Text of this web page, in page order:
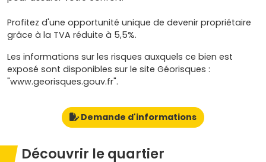
Profitez d'une opportunité unique de devenir propriétaire
grâce à la TVA réduite à 5,5%.
Les informations sur les risques auxquels ce bien est
exposé sont disponibles sur le site Géorisques :
"www.georisques.gouv.fr".
Demande d'informations
Découvrir le quartier